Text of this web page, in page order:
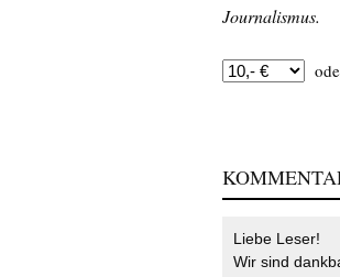
Journalismus.
Liebe Leser!
Wir sind